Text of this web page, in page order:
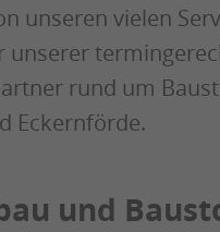
unseren vielen
rund um
Eckernförde.
und